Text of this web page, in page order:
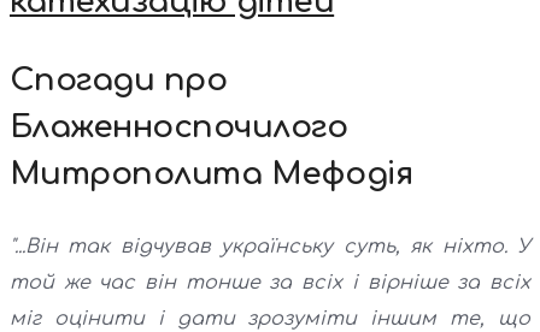
Спогади про
Блаженноспочилого
Митрополита Мефодія
"...Він так відчував українську суть, як ніхто. У
той же час він тонше за всіх і вірніше за всіх
міг оцінити і дати зрозуміти іншим те, що